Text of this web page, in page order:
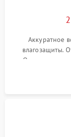
Аккуратное
влагозащиты.
Очистка
обработка